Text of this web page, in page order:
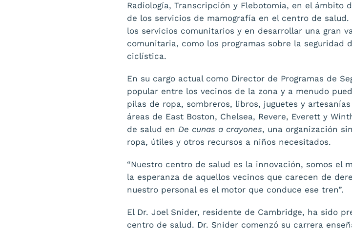
Radiología, Transcripción y Flebotomía, en el
de los servicios de mamografía en el centro de
los servicios comunitarios y en desarrollar una gran
comunitaria, como los programas sobre la seguridad
ciclística.
En su cargo actual como Director de Programas de
popular entre los vecinos de la zona y a menudo
pilas de ropa, sombreros, libros, juguetes y
áreas de East Boston, Chelsea, Revere, Everett y
de salud en De cunas a crayones, una organización
ropa, útiles y otros recursos a niños necesitados.
“Nuestro centro de salud es la innovación, somos el
la esperanza de aquellos vecinos que carecen de
nuestro personal es el motor que conduce ese tren”.
El Dr. Joel Snider, residente de Cambridge, ha sido
centro de salud. Dr. Snider comenzó su carrera